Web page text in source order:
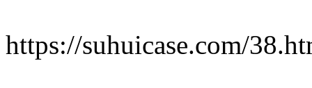
https://suhuicase.com/